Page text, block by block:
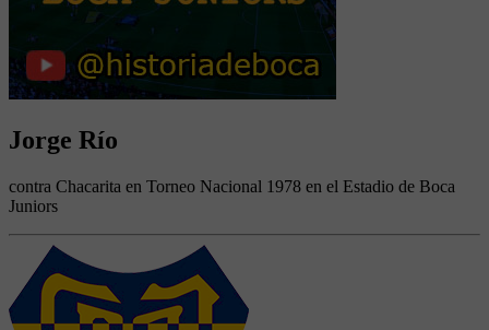
Jorge Río
contra Chacarita en Torneo Nacional 1978 en el Estadio de Boca
Juniors